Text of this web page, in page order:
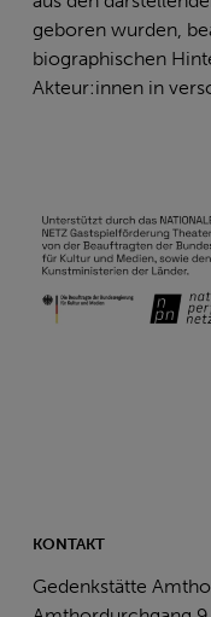
geboren wurden,
biographischen
Akteur:innen in
KONTAKT
Gedenkstätte